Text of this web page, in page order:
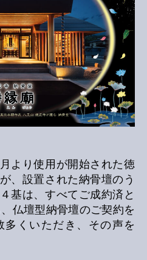
に
つ
い
て
へ
より使用が開始された徳
、設置された納骨壇のう
基は、すべてご成約済と
仏壇型納骨壇のご契約を
くいただき、その声を